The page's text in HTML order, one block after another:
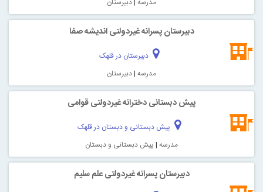
مدرسه |دبیرستان
دبیرستان پسرانه غیردولتی اندیشه صفا
دبیرستان در قلهک
مدرسه |دبیرستان
پیش دبستانی دخترانه غیردولتی قوامی
پیش دبستانی و دبستان در قلهک
مدرسه | پیش دبستانی و دبستان
دبیرستان پسرانه غیردولتی علم سلیم